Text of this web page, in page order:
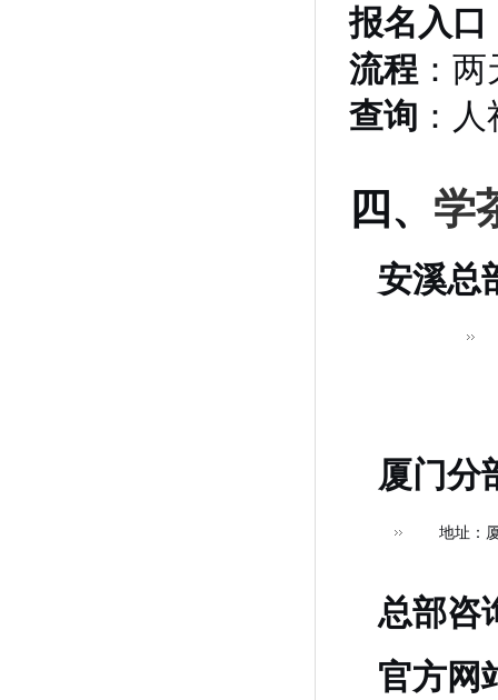
报名入口
流程 ：
查询 ：
四、 学
安溪总
厦门分
地址：
总部咨
官方网